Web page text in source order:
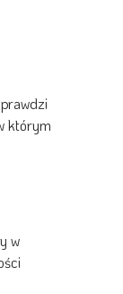
którym
w